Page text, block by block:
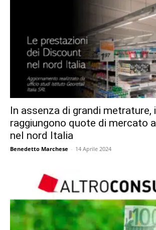
In assenza di grandi metrature,
raggiungono quote di mercato
nel nord Italia
Benedetto Marchese - 14 Aprile 2024